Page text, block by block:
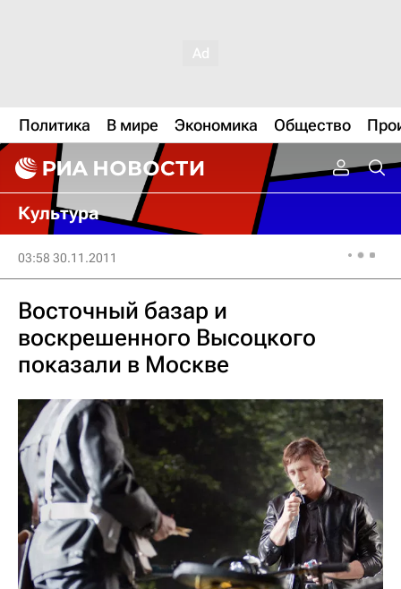
Политика В мире Экономика Общество
Культура
03:58 30.11.2011
Восточный базар и
воскрешенного Высоцкого
показали в Москве